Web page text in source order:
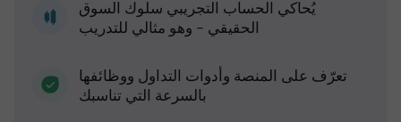
يُحاكي الحساب التجريبي سلوك السوق
الحقيقي - وهو مثالي للتدريب
تعرّف على المنصة وأدوات التداول ووظائفها
بالسرعة التي تناسبك